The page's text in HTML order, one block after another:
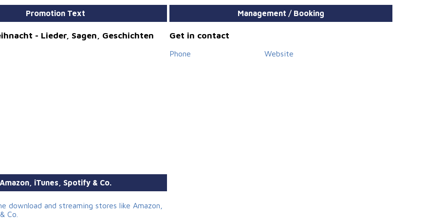
Promotion Text
- Lieder, Sagen, Geschichten
Management / Booking
Get in contact
Phone Website
Amazon, iTunes, Spotify & Co.
download and streaming stores like Amazon,
Co.